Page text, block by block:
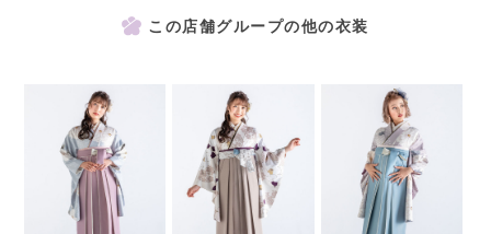
この店舗グループの他の衣装